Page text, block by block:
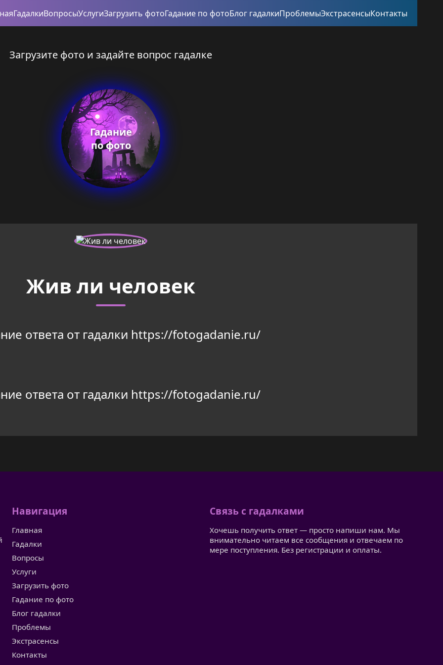
ГадалкиВопросыУслугиЗагрузить фотоГадание по фотоБлог гадалкиПроблемыЭкстрасенсыКонтакты
Загрузите фото и задайте вопрос гадалке
Гадание
по фото
Жив ли человек
ответа от гадалки https://fotogadanie.ru/
ответа от гадалки https://fotogadanie.ru/
Навигация
Главная
Гадалки
Вопросы
Услуги
Загрузить фото
Гадание по фото
Блог гадалки
Проблемы
Экстрасенсы
Контакты
Связь с гадалками
Хочешь получить ответ — просто напиши нам. Мы
внимательно читаем все сообщения и отвечаем по
мере поступления. Без регистрации и оплаты.